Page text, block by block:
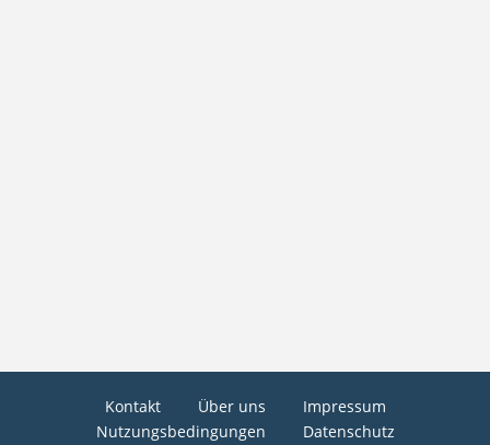
Kontakt Über uns
Impressum
Nutzungsbedingungen
Datenschutz